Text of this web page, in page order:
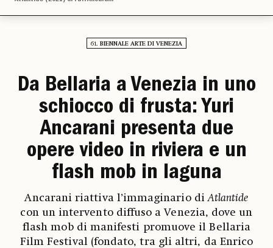
61. BIENNALE ARTE DI VENEZIA
Da Bellaria a Venezia in uno
schiocco di frusta: Yuri
Ancarani presenta due
opere video in riviera e un
flash mob in laguna
Ancarani riattiva l’immaginario diAtlantide
con un intervento diffuso a Venezia, dove un
flash mob di manifesti promuove il Bellaria
Film Festival (fondato, tra gli altri, da Enrico